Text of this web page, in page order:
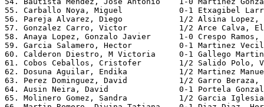
55. Carballo Noya, Miguel            0-1 Etxagibel
56. Pareja Alvarez, Diego            1/2 Alsina Lopez,
57. Gonzalez Carro, Victor           1/2 Arce Calva,
58. Anaya Lopez, Gonzalo Javier      1-0 Crespo Ramos,
59. Garcia Salamero, Hector          0-1 Martinez
60. Calderon Diestro, M Victoria     0-1 Gallego
61. Cobos Ceballos, Cristofer        1/2 Salido Polo,
62. Dosuna Aguilar, Endika           1/2 Martinez
63. Perez Dominguez, David           1/2 Garro Beraza,
64. Ausin Neira, David               0-1 Portela
65. Molinero Gomez, Sandra           1/2 Garcia